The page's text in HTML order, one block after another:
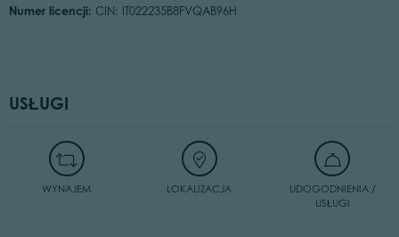
Numer licencji: CIN: IT022235B8FVQAB96H
USŁUGI
WYNAJEM LOKALIZACJA
UDOGODNIENIA /
USŁUGI